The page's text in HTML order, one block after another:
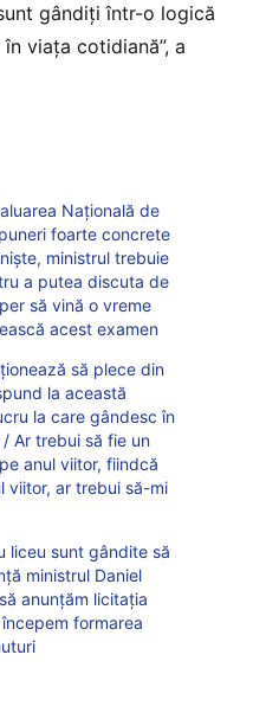
gândiți într-o logică
viața cotidiană”, a
Națională de
foarte concrete
ministrul trebuie
a putea discuta de
să vină o vreme
acest examen
să plece din
la această
la care gândesc în
Ar trebui să fie un
anul viitor, fiindcă
viitor, ar trebui să-mi
liceu sunt gândite să
ministrul Daniel
anunțăm licitația
formarea